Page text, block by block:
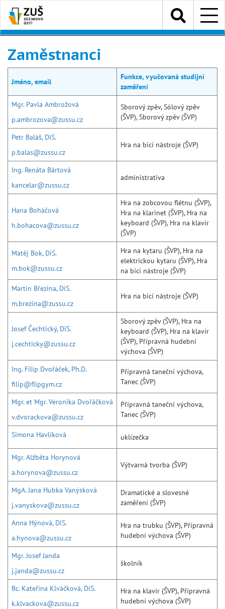
hlavnímu
obsahu
Menu
Zaměstnanci
Jméno, email
Funkce, vyučovaná studijní
zaměření
Mgr. Pavla Ambrožová
p.ambrozova@zussu.cz
Sborový zpěv, Sólový zpěv
(ŠVP), Sborový zpěv (ŠVP)
Petr Baláš, DiS.
p.balas@zussu.cz
Hra na bicí nástroje (ŠVP)
Ing. Renáta Bártová
kancelar@zussu.cz
administrativa
Hana Boháčová
h.bohacova@zussu.cz
Hra na zobcovou flétnu (ŠVP),
Hra na klarinet (ŠVP), Hra na
keyboard (ŠVP), Hra na klavír
(ŠVP)
Matěj Bok, DiS.
m.bok@zussu.cz
Hra na kytaru (ŠVP), Hra na
elektrickou kytaru (ŠVP), Hra
na bicí nástroje (ŠVP)
Martin Březina, DiS.
m.brezina@zussu.cz
Hra na bicí nástroje (ŠVP)
Josef Čechtický, DiS.
j.cechticky@zussu.cz
Sborový zpěv (ŠVP), Hra na
keyboard (ŠVP), Hra na klavír
(ŠVP), Přípravná hudební
výchova (ŠVP)
Ing. Filip Dvořáček, Ph.D.
filip@flipgym.cz
Přípravná taneční výchova,
Tanec (ŠVP)
Mgr. et Mgr. Veronika Dvořáčková
v.dvorackova@zussu.cz
Přípravná taneční výchova,
Tanec (ŠVP)
Simona Havlíková uklízečka
Mgr. Alžběta Horynová
a.horynova@zussu.cz
Výtvarná tvorba (ŠVP)
MgA. Jana Hubka Vanýsková
j.vanyskova@zussu.cz
Dramatické a slovesné
zaměření (ŠVP)
Anna Hýnová, DiS.
a.hynova@zussu.cz
Hra na trubku (ŠVP), Přípravná
hudební výchova (ŠVP)
Mgr. Josef Janda
j.janda@zussu.cz
školník
Bc. Kateřina Klváčková, DiS.
k.klvackova@zussu.cz
Hra na klavír (ŠVP), Přípravná
hudební výchova (ŠVP)